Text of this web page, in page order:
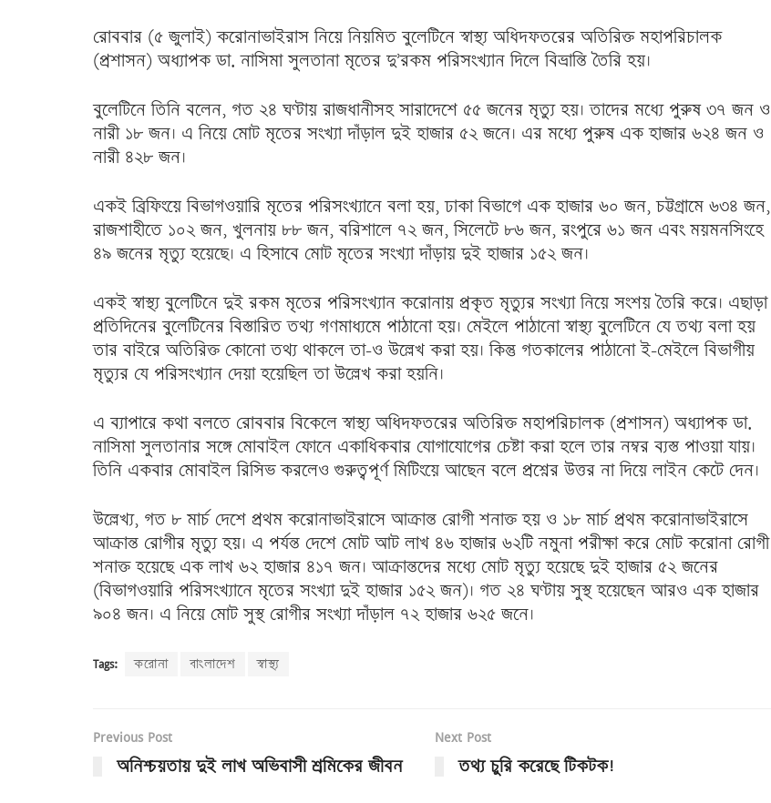
রোববার (৫ জুলাই) করোনাভাইরাস নিয়ে নিয়মিত বুলেটিনে স্বাস্থ্য অধিদফতরের অতিরিক্ত মহাপরিচালক
(প্রশাসন) অধ্যাপক ডা. নাসিমা সুলতানা মৃতের দু’রকম পরিসংখ্যান দিলে বিভ্রান্তি তৈরি হয়।
বুলেটিনে তিনি বলেন, গত ২৪ ঘণ্টায় রাজধানীসহ সারাদেশে ৫৫ জনের মৃত্যু হয়। তাদের মধ্যে পুরুষ ৩৭ জন ও
নারী ১৮ জন। এ নিয়ে মোট মৃতের সংখ্যা দাঁড়াল দুই হাজার ৫২ জনে। এর মধ্যে পুরুষ এক হাজার ৬২৪ জন ও
নারী ৪২৮ জন।
একই ব্রিফিংয়ে বিভাগওয়ারি মৃতের পরিসংখ্যানে বলা হয়, ঢাকা বিভাগে এক হাজার ৬০ জন, চট্টগ্রামে ৬৩৪ জন,
রাজশাহীতে ১০২ জন, খুলনায় ৮৮ জন, বরিশালে ৭২ জন, সিলেটে ৮৬ জন, রংপুরে ৬১ জন এবং ময়মনসিংহে
৪৯ জনের মৃত্যু হয়েছে। এ হিসাবে মোট মৃতের সংখ্যা দাঁড়ায় দুই হাজার ১৫২ জন।
একই স্বাস্থ্য বুলেটিনে দুই রকম মৃতের পরিসংখ্যান করোনায় প্রকৃত মৃত্যুর সংখ্যা নিয়ে সংশয় তৈরি করে। এছাড়া
প্রতিদিনের বুলেটিনের বিস্তারিত তথ্য গণমাধ্যমে পাঠানো হয়। মেইলে পাঠানো স্বাস্থ্য বুলেটিনে যে তথ্য বলা হয়
তার বাইরে অতিরিক্ত কোনো তথ্য থাকলে তা-ও উল্লেখ করা হয়। কিন্তু গতকালের পাঠানো ই-মেইলে বিভাগীয়
মৃত্যুর যে পরিসংখ্যান দেয়া হয়েছিল তা উল্লেখ করা হয়নি।
এ ব্যাপারে কথা বলতে রোববার বিকেলে স্বাস্থ্য অধিদফতরের অতিরিক্ত মহাপরিচালক (প্রশাসন) অধ্যাপক ডা.
নাসিমা সুলতানার সঙ্গে মোবাইল ফোনে একাধিকবার যোগাযোগের চেষ্টা করা হলে তার নম্বর ব্যস্ত পাওয়া যায়।
তিনি একবার মোবাইল রিসিভ করলেও গুরুত্বপূর্ণ মিটিংয়ে আছেন বলে প্রশ্নের উত্তর না দিয়ে লাইন কেটে দেন।
উল্লেখ্য, গত ৮ মার্চ দেশে প্রথম করোনাভাইরাসে আক্রান্ত রোগী শনাক্ত হয় ও ১৮ মার্চ প্রথম করোনাভাইরাসে
আক্রান্ত রোগীর মৃত্যু হয়। এ পর্যন্ত দেশে মোট আট লাখ ৪৬ হাজার ৬২টি নমুনা পরীক্ষা করে মোট করোনা রোগী
শনাক্ত হয়েছে এক লাখ ৬২ হাজার ৪১৭ জন। আক্রান্তদের মধ্যে মোট মৃত্যু হয়েছে দুই হাজার ৫২ জনের
(বিভাগওয়ারি পরিসংখ্যানে মৃতের সংখ্যা দুই হাজার ১৫২ জন)। গত ২৪ ঘণ্টায় সুস্থ হয়েছেন আরও এক হাজার
৯০৪ জন। এ নিয়ে মোট সুস্থ রোগীর সংখ্যা দাঁড়াল ৭২ হাজার ৬২৫ জনে।
Tags: করোনা বাংলাদেশ স্বাস্থ্য
Previous Post
অনিশ্চয়তায় দুই লাখ অভিবাসী শ্রমিকের জীবন
Next Post
তথ্য চুরি করেছে টিকটক!